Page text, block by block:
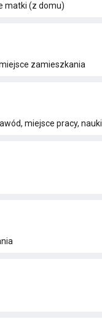
matki (z domu)
zamieszkania
miejsce pracy, nauki